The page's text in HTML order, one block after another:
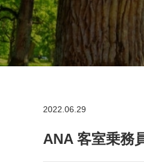
2022.06.29
ANA 客室乗務